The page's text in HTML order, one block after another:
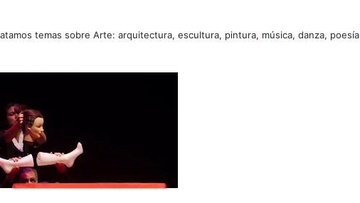
temas sobre Arte: arquitectura, escultura, pintura, música, danza, poesía